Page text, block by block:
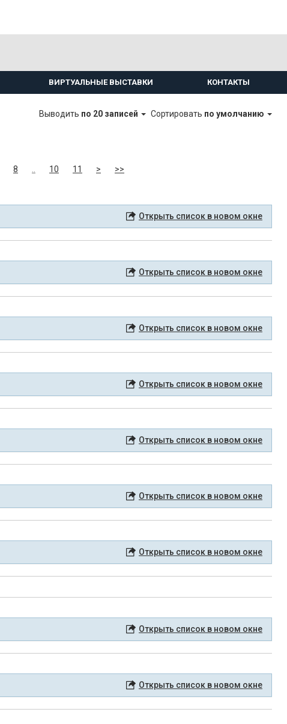
ВИРТУАЛЬНЫЕ ВЫСТАВКИ КОНТАКТЫ
Выводить по 20 записей Сортировать по умолчанию
8 10 11 > >>
Открыть список в новом окне
Открыть список в новом окне
Открыть список в новом окне
Открыть список в новом окне
Открыть список в новом окне
Открыть список в новом окне
Открыть список в новом окне
Открыть список в новом окне
Открыть список в новом окне